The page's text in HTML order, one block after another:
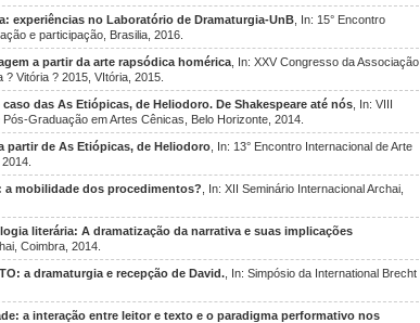
experiências no Laboratório de Dramaturgia-UnB , In: 15° Encontro
e participação, Brasilia, 2016.
a partir da arte rapsódica homérica , In: XXV Congresso da Associação
Vitória ? 2015, VItória, 2015.
das As Etiópicas, de Heliodoro. De Shakespeare até nós , In: VIII
Graduação em Artes Cênicas, Belo Horizonte, 2014.
partir de As Etiópicas, de Heliodoro , In: 13° Encontro Internacional de Arte
mobilidade dos procedimentos? , In: XII Seminário Internacional Archai,
literária: A dramatização da narrativa e suas implicações
Coimbra, 2014.
a dramaturgia e recepção de David. , In: Simpósio da International Brecht
a interação entre leitor e texto e o paradigma performativo nos